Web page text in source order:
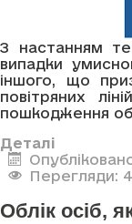
З настанням
випадки
іншого, що
повітряних
пошкодження
Деталі
Перегляди:
Облік осіб,